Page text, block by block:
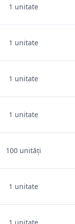
1 unitate
1 unitate
1 unitate
1 unitate
100 unități
1 unitate